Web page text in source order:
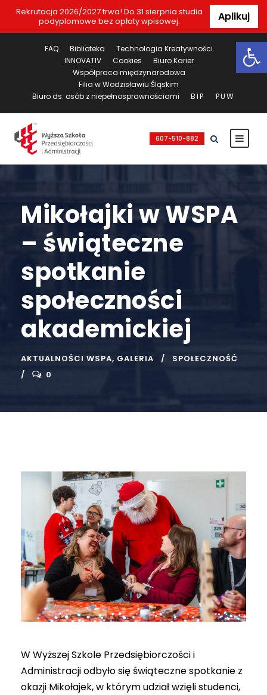
Rekrutacja 2026/2027 trwa! Do 31 sierpnia studia
podyplomowe bez opłaty wpisowej.
Aplikuj
FAQ Biblioteka
Technologia Kreatywności
INNOVATIV
Cookies
Biuro Karier
Współpraca międzynarodowa
Filia w Wodzisławiu Śląskim
Biuro ds. osób z niepełnosprawnościami
BIP PUW
607-510-882
Mikołajki w WSPA
– świąteczne
spotkanie
społeczności
akademickiej
AKTUALNOŚCI WSPA, GALERIA
SPOŁECZNOŚĆ
0
W Wyższej Szkole Przedsiębiorczości i
Administracji odbyło się świąteczne spotkanie z
okazji Mikołajek, w którym udział wzięli studenci,